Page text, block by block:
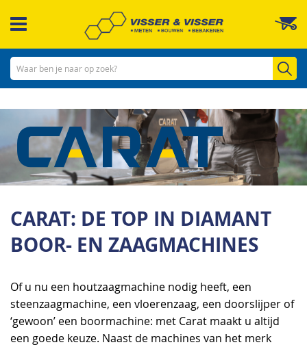
naar
inhoud
CARAT: DE TOP IN DIAMANT
BOOR- EN ZAAGMACHINES
Of u nu een houtzaagmachine nodig heeft, een
steenzaagmachine, een vloerenzaag, een doorslijper of
‘gewoon’ een boormachine: met Carat maakt u altijd
een goede keuze. Naast de machines van het merk